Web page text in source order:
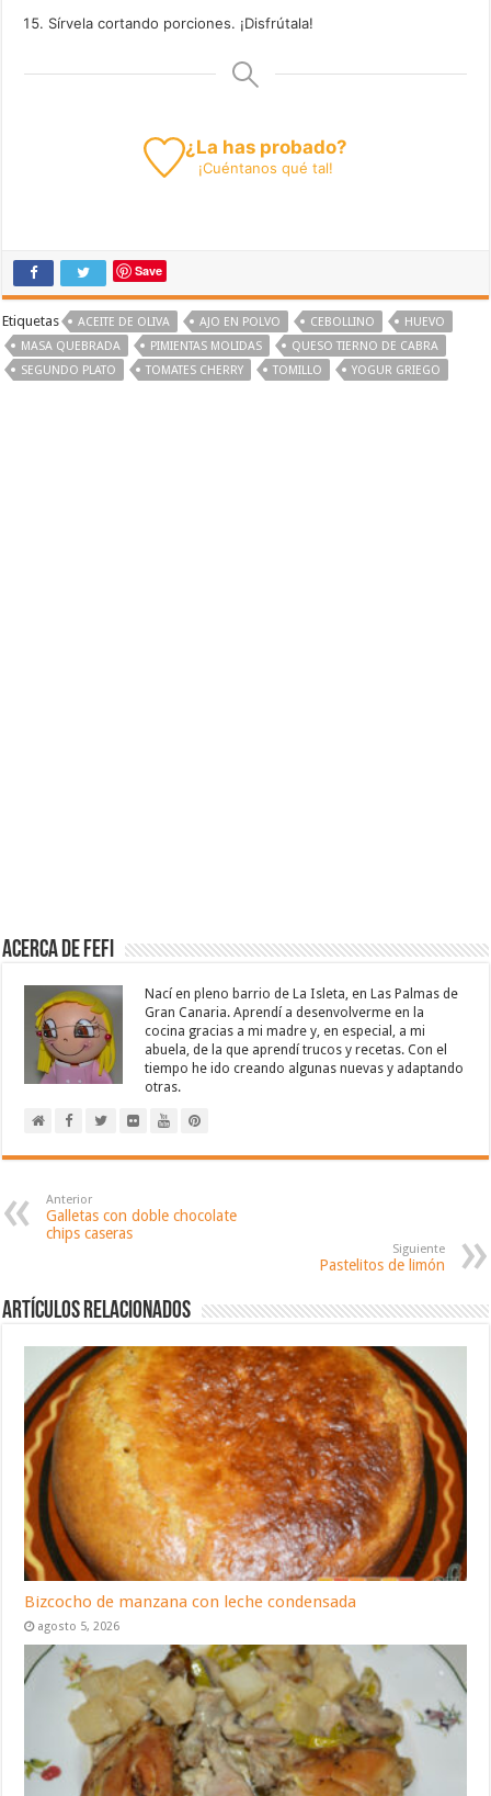
Sírvela cortando porciones. ¡Disfrútala!
¿La has probado?
¡Cuéntanos qué tal!
Save
Etiquetas ACEITE DE OLIVA AJO EN POLVO CEBOLLINO
HUEVO
MASA QUEBRADA
PIMIENTAS MOLIDAS
QUESO TIERNO DE CABRA
SEGUNDO PLATO
TOMATES CHERRY TOMILLO YOGUR GRIEGO
Acerca de Fefi
Nací en pleno barrio de La Isleta, en Las Palmas de
Gran Canaria. Aprendí a desenvolverme en la
cocina gracias a mi madre y, en especial, a mi
abuela, de la que aprendí trucos y recetas. Con el
tiempo he ido creando algunas nuevas y adaptando
otras.
Anterior
Galletas con doble chocolate
chips caseras
Siguiente
Pastelitos de limón
Artículos relacionados
Bizcocho de manzana con leche condensada
agosto 5, 2026